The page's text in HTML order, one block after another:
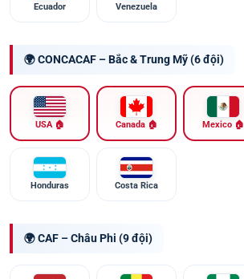
Ecuador Venezuela
🌍 CONCACAF – Bắc & Trung Mỹ (6 đội)
USA 🏠 Canada 🏠 Mexico 🏠
Honduras Costa Rica
🌍 CAF – Châu Phi (9 đội)